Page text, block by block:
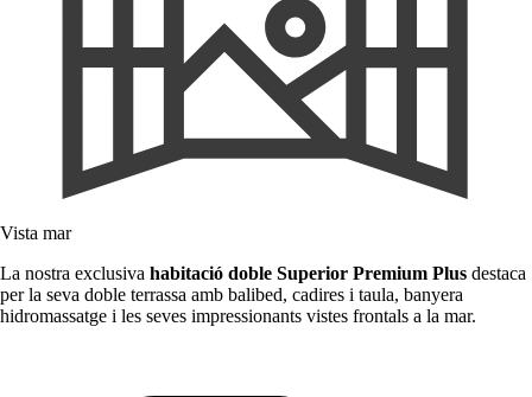
Vista mar
La nostra exclusiva habitació doble Superior Premium Plus destaca
per la seva doble terrassa amb balibed, cadires i taula, banyera
hidromassatge i les seves impressionants vistes frontals a la mar.